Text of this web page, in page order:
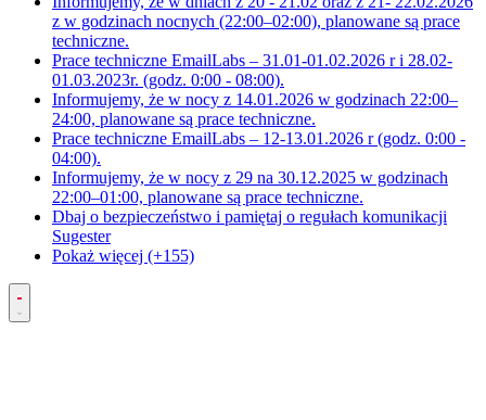
z w godzinach nocnych (22:00–02:00), planowane są prace
techniczne.
Prace techniczne EmailLabs – 31.01-01.02.2026 r i 28.02-
01.03.2023r. (godz. 0:00 - 08:00).
Informujemy, że w nocy z 14.01.2026 w godzinach 22:00–
24:00, planowane są prace techniczne.
Prace techniczne EmailLabs – 12-13.01.2026 r (godz. 0:00 -
04:00).
Informujemy, że w nocy z 29 na 30.12.2025 w godzinach
22:00–01:00, planowane są prace techniczne.
Dbaj o bezpieczeństwo i pamiętaj o regułach komunikacji
Sugester
Pokaż więcej (+155)